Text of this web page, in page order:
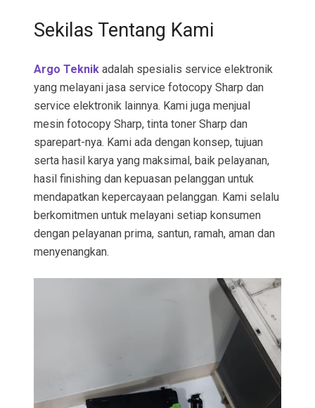
Sekilas Tentang Kami
Argo Teknik adalah spesialis service elektronik
yang melayani jasa service fotocopy Sharp dan
service elektronik lainnya. Kami juga menjual
mesin fotocopy Sharp, tinta toner Sharp dan
sparepart-nya. Kami ada dengan konsep, tujuan
serta hasil karya yang maksimal, baik pelayanan,
hasil finishing dan kepuasan pelanggan untuk
mendapatkan kepercayaan pelanggan. Kami selalu
berkomitmen untuk melayani setiap konsumen
dengan pelayanan prima, santun, ramah, aman dan
menyenangkan.